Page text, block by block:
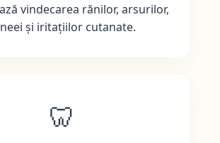
vindecarea rănilor, arsurilor,
și iritațiilor cutanate.
🦷